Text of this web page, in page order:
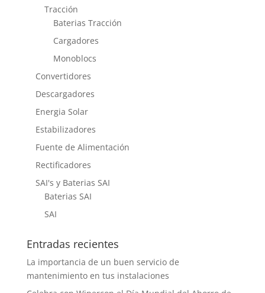
Tracción
Baterias Tracción
Cargadores
Monoblocs
Convertidores
Descargadores
Energia Solar
Estabilizadores
Fuente de Alimentación
Rectificadores
SAI's y Baterias SAI
Baterias SAI
SAI
Entradas recientes
La importancia de un buen servicio de
mantenimiento en tus instalaciones